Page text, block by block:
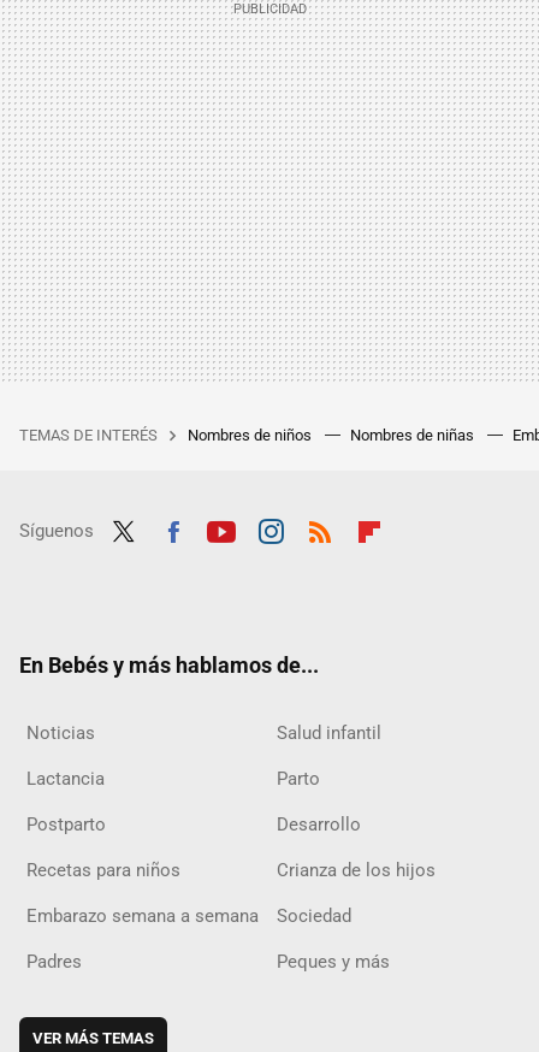
TEMAS DE INTERÉS Nombres de niños Nombres de niñas
Síguenos
En Bebés y más hablamos de...
Noticias Salud infantil
Lactancia Parto
Postparto Desarrollo
Recetas para niños Crianza de los hijos
Embarazo semana a semana Sociedad
Padres Peques y más
VER MÁS TEMAS